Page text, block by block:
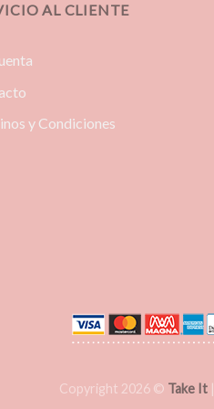
AL CLIENTE
y Condiciones
Copyright 2026 © Take It